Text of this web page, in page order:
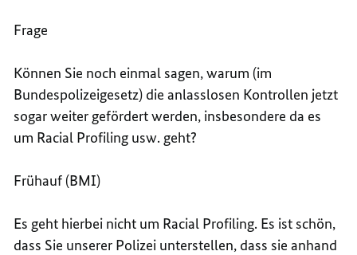
Frage
Können Sie noch einmal sagen, warum (im
Bundespolizeigesetz) die anlasslosen Kontrollen jetzt
sogar weiter gefördert werden, insbesondere da es
um Racial Profiling usw. geht?
Frühauf (BMI)
Es geht hierbei nicht um Racial Profiling. Es ist schön,
dass Sie unserer Polizei unterstellen, dass sie anhand